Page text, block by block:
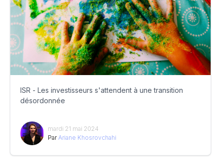
ISR - Les investisseurs s'attendent à une transition
désordonnée
mardi 21 mai 2024
Par Ariane Khosrovchahi